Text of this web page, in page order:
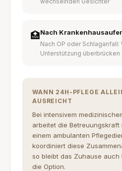
🏥Nach
Nach OP oder
Unterstützung überbrücken
WANN 24H-PFLEGE
AUSREICHT
Bei intensivem
arbeitet die Betreuungskraft
einem ambulanten
koordiniert diese
so bleibt das Zuhause auch
die Option.